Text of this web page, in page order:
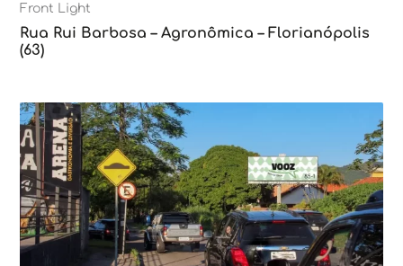
Front Light
Rua Rui Barbosa – Agronômica – Florianópolis
(63)